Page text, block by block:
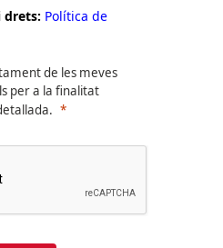
drets: Política de
de les meves
per a la finalitat